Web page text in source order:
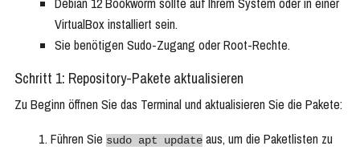
VirtualBox installiert sein.
Sie benötigen Sudo-Zugang oder Root-Rechte.
Schritt 1: Repository-Pakete aktualisieren
Zu Beginn öffnen Sie das Terminal und aktualisieren Sie die Pakete:
Führen Sie sudo apt update aus, um die Paketlisten zu